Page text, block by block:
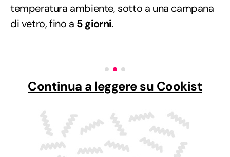
temperatura ambiente, sotto a una campana
di vetro, fino a 5 giorni.
Continua a leggere su Cookist